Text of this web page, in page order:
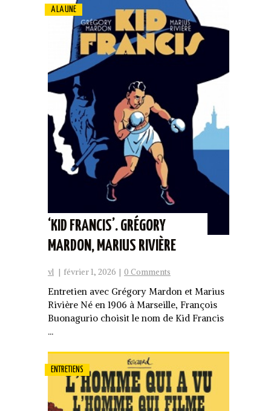
A LA UNE
‘KID FRANCIS’. GRÉGORY
MARDON, MARIUS RIVIÈRE
vl | février 1, 2026 | 0 Comments
Entretien avec Grégory Mardon et Marius
Rivière Né en 1906 à Marseille, François
Buonagurio choisit le nom de Kid Francis
...
ENTRETIENS